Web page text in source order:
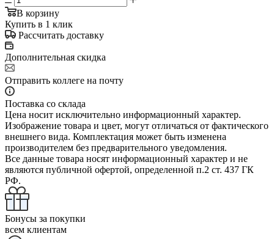
В корзину
Купить в 1 клик
Рассчитать доставку
Дополнительная скидка
Отправить коллеге на почту
Поставка со склада
Цена носит исключительно информационный характер.
Изображение товара и цвет, могут отличаться от фактического
внешнего вида. Комплектация может быть изменена
производителем без предварительного уведомления.
Все данные товара носят информационный характер и не
являются публичной офертой, определенной п.2 ст. 437 ГК
РФ.
Бонусы за покупки
всем клиентам